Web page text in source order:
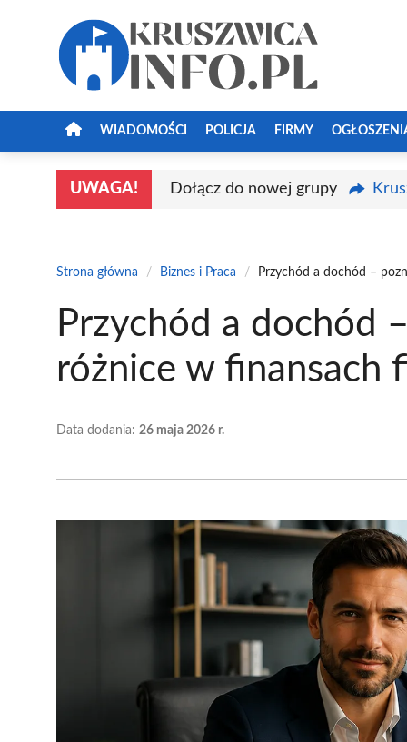
WIADOMOŚCI POLICJA FIRMY
UWAGA! Dołącz do nowej grupy
Strona główna / Biznes i Praca / Przychód a dochód –
Przychód a dochód
różnice w finansach
Data dodania: 26 maja 2026 r.